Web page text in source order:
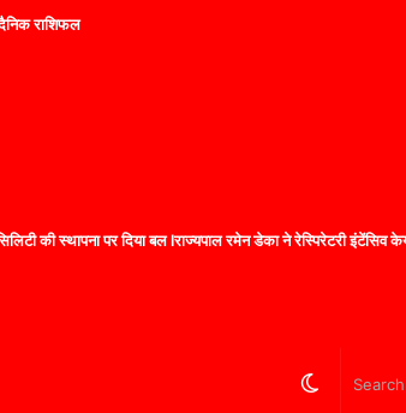
राशिफल
की स्थापना पर दिया बल lराज्यपाल रमेन डेका ने रेस्पिरेटरी इंटेंसिव
Switch